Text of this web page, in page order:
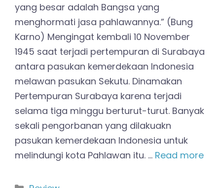
yang besar adalah Bangsa yang
menghormati jasa pahlawannya.” (Bung
Karno) Mengingat kembali 10 November
1945 saat terjadi pertempuran di Surabaya
antara pasukan kemerdekaan Indonesia
melawan pasukan Sekutu. Dinamakan
Pertempuran Surabaya karena terjadi
selama tiga minggu berturut-turut. Banyak
sekali pengorbanan yang dilakuakn
pasukan kemerdekaan Indonesia untuk
melindungi kota Pahlawan itu. … Read more